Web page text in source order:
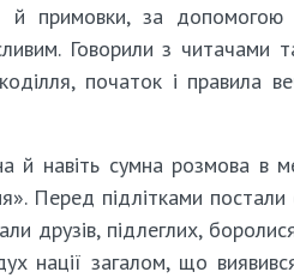
й примовки, за
Говорили з читачами
початок і правила
навіть сумна розмова в
Перед підлітками постали
друзів, підлеглих,
нації загалом, що